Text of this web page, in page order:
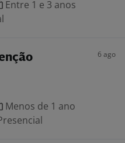
Entre 1 e 3 anos
6 ago
Menos de 1 ano